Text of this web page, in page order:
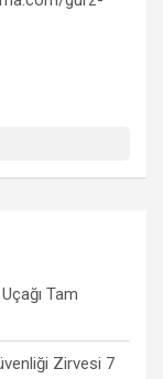
Tam
Zirvesi 7